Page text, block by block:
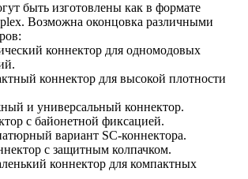
быть изготовлены как в формате
Возможна оконцовка различными
коннектор для одномодовых
коннектор для высокой плотности
и универсальный коннектор.
с байонетной фиксацией.
вариант SC-коннектора.
с защитным колпачком.
коннектор для компактных